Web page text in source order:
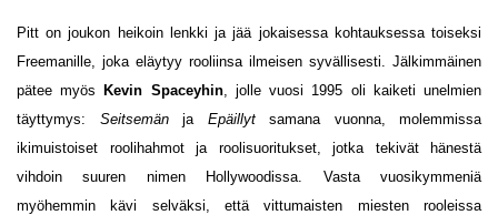
Pitt on joukon heikoin lenkki ja jää jokaisessa kohtauksessa toiseksi
Freemanille, joka eläytyy rooliinsa ilmeisen syvällisesti. Jälkimmäinen
pätee myös
Kevin Spaceyhin, jolle vuosi 1995 oli kaiketi unelmien
täyttymys: Seitsemänja Epäillytsamana vuonna, molemmissa
ikimuistoiset roolihahmot ja roolisuoritukset, jotka tekivät hänestä
vihdoin suuren nimen Hollywoodissa. Vasta vuosikymmeniä
myöhemmin kävi selväksi, että vittumaisten miesten rooleissa